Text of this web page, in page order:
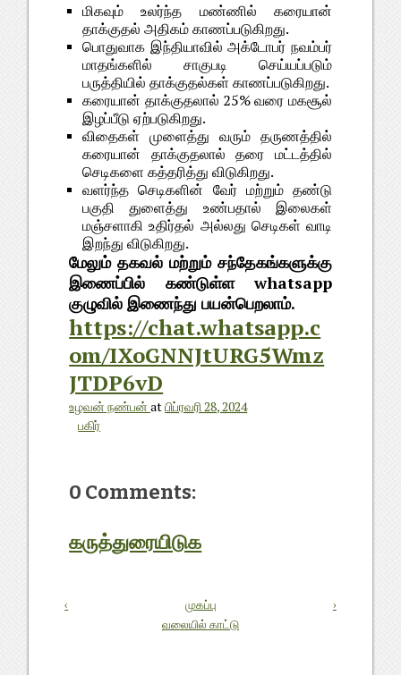
மிகவும் உலர்ந்த மண்ணில் கரையான்
தாக்குதல் அதிகம் காணப்படுகிறது.
பொதுவாக இந்தியாவில் அக்டோபர் நவம்பர்
மாதங்களில் சாகுபடி செய்யப்படும்
பருத்தியில் தாக்குதல்கள் காணப்படுகிறது.
கரையான் தாக்குதலால் 25% வரை மகசூல்
இழப்பீடு ஏற்படுகிறது.
விதைகள் முளைத்து வரும் தருணத்தில்
கரையான் தாக்குதலால் தரை மட்டத்தில்
செடிகளை கத்தரித்து விடுகிறது.
வளர்ந்த செடிகளின் வேர் மற்றும் தண்டு
பகுதி துளைத்து உண்பதால் இலைகள்
மஞ்சளாகி உதிர்தல் அல்லது செடிகள் வாடி
இறந்து விடுகிறது.
மேலும் தகவல் மற்றும் சந்தேகங்களுக்கு
இணைப்பில் கண்டுள்ள whatsapp
குழுவில் இணைந்து பயன்பெறலாம்.
https://chat.whatsapp.c
om/IXoGNNJtURG5Wmz
JTDP6vD
உழவன் நண்பன்atபிப்ரவரி 28, 2024
பகிர்
0 Comments:
கருத்துரையிடுக
‹ ›
முகப்பு
வலையில் காட்டு